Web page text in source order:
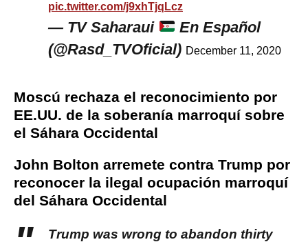
pic.twitter.com/j9xhTjqLcz
— TV Saharaui
En Español
(@Rasd_TVOficial) December 11, 2020
Moscú rechaza el reconocimiento por
EE.UU. de la soberanía marroquí sobre
el Sáhara Occidental
John Bolton arremete contra Trump por
reconocer la ilegal ocupación marroquí
del Sáhara Occidental
Trump was wrong to abandon thirty